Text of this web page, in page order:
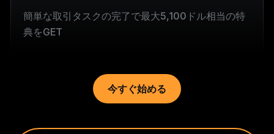
簡単な取引タスクの完了で最大5,100ドル相当の特
典をGET
今すぐ始める